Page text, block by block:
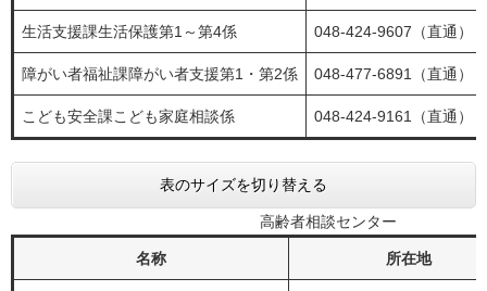
生活支援課生活保護第1～第4係 048-424-9607（直通）
障がい者福祉課障がい者支援第1・第2係 048-477-6891（直通）
こども安全課こども家庭相談係 048-424-9161（直通）
表のサイズを切り替える
高齢者相談センター
名称 所在地